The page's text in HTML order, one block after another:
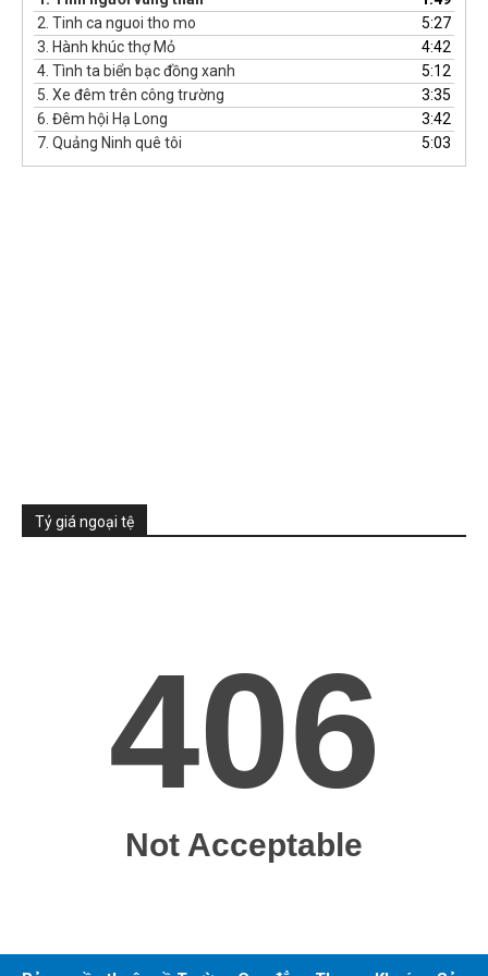
thanh
2. Tinh ca nguoi tho mo
5:27
3. Hành khúc thợ Mỏ
4:42
4. Tình ta biển bạc đồng xanh
5:12
5. Xe đêm trên công trường
3:35
6. Đêm hội Hạ Long
3:42
7. Quảng Ninh quê tôi 5:03
Tỷ giá ngoại tệ